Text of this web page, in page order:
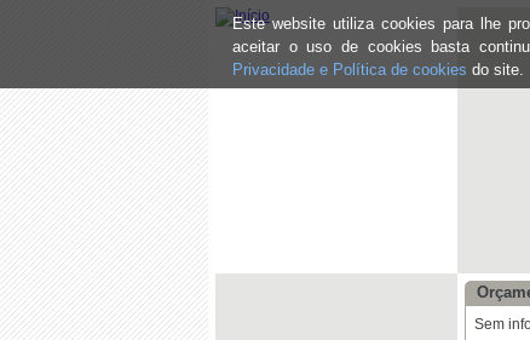
Este website utiliza cookies para lhe
aceitar o uso de cookies basta
Privacidade e Política de cookies do site.
Sem